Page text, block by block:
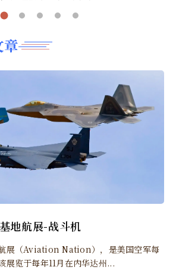
地航展-战斗机
航展（Aviation Nation），是美国空军每
展览于每年11月在内华达州...